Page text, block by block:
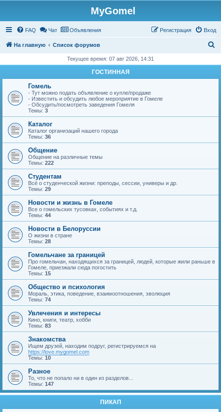
MyGomel
FAQ Чат Объявления Вход
Регистрация
На главную Список форумов
с
Текущее время: 07 авг 2026, 14:31
ГОСТИННАЯ
Гомель
- Тут можно подать объявление о купле/продаже
- Известить и обсудить любое мероприятие в Гомеле
- Обсудить/посмотреть заведения Гомеля
Темы: 3
Каталог
Каталог организаций нашего города
Темы: 36
Общение
Общение на различные темы
Темы: 222
Студентам
Всё о студенческой жизни: преподы, сессии, универы и др.
Темы: 29
Новости и жизнь в Гомеле
Все о гомельских тусовках, событиях и т.д.
Темы: 44
Новости в Белоруссии
О жизни в стране
Темы: 28
Гомельчане за границей
Про гомельчан, находящихся за границей, людей, которые жили раньше в
Гомеле, приезжали сюда погостить
Темы: 15
Общество и психология
Мораль, этика, поведение, взаимоотношения, эволюция
Темы: 74
Увлечения и интересы
Кино, книги, театр, хобби
Темы: 83
Знакомства
Ищем друзей, находим подруг, регистрируемся на
https://love.mygomel.com
Темы: 10
Разное
То, что не попало ни в один из разделов...
Темы: 147
ПИКАП